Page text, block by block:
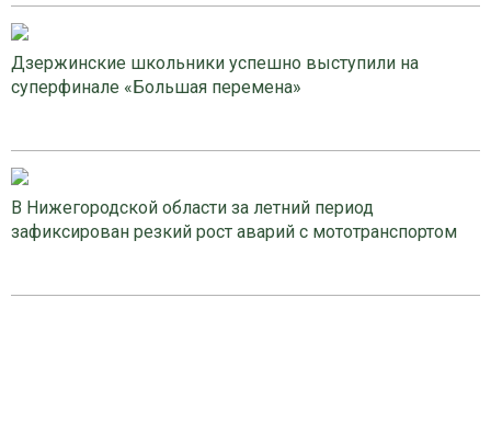
Дзержинские школьники успешно выступили на
суперфинале «Большая перемена»
В Нижегородской области за летний период
зафиксирован резкий рост аварий с мототранспортом